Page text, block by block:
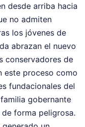
desde arriba hacia
no admiten
los jóvenes de
abrazan el nuevo
conservadores de
este proceso como
fundacionales del
gobernante
forma peligrosa.